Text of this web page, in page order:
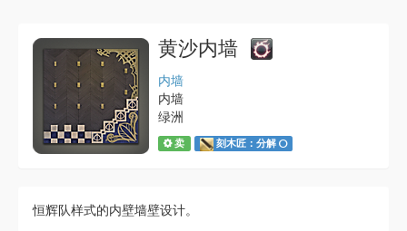
黄沙内墙
内墙
内墙
绿洲
卖 刻木匠：分解
恒辉队样式的内壁墙壁设计。